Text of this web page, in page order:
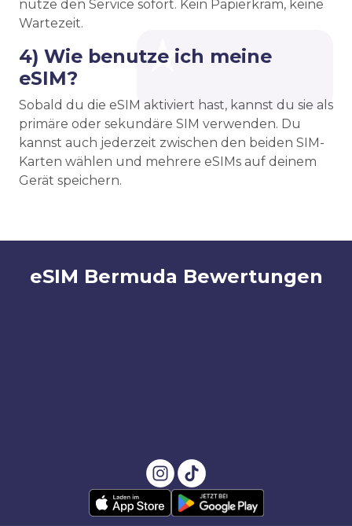
nutze den Service sofort. Kein Papierkram, keine
Wartezeit.
4) Wie benutze ich meine
eSIM?
Sobald du die eSIM aktiviert hast, kannst du sie als
primäre oder sekundäre SIM verwenden. Du
kannst auch jederzeit zwischen den beiden SIM-
Karten wählen und mehrere eSIMs auf deinem
Gerät speichern.
eSIM Bermuda Bewertungen